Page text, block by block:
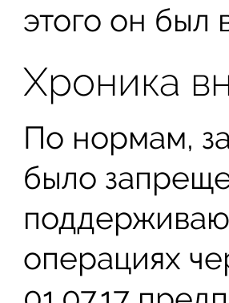
этого он был
Хроника
По нормам,
было
операциях